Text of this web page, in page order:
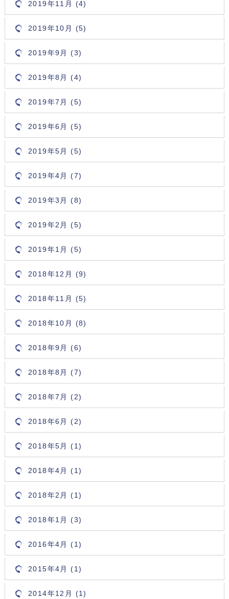
2019年11月 (4)
2019年10月 (5)
2019年9月 (3)
2019年8月 (4)
2019年7月 (5)
2019年6月 (5)
2019年5月 (5)
2019年4月 (7)
2019年3月 (8)
2019年2月 (5)
2019年1月 (5)
2018年12月 (9)
2018年11月 (5)
2018年10月 (8)
2018年9月 (6)
2018年8月 (7)
2018年7月 (2)
2018年6月 (2)
2018年5月 (1)
2018年4月 (1)
2018年2月 (1)
2018年1月 (3)
2016年4月 (1)
2015年4月 (1)
2014年12月 (1)